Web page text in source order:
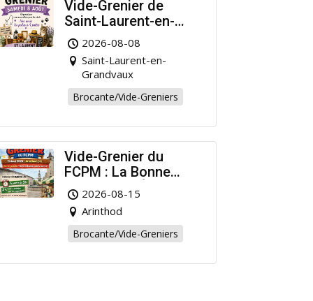
Vide-Grenier de
Saint-Laurent-en-
Grandvaux : Venez
chiner pour la bonne
cause !
2026-08-08
Saint-Laurent-en-
Grandvaux
Brocante/Vide-Greniers
Vide-Grenier du
FCPM : La Bonne
Affaire de l’Été à
Arinthod !
2026-08-15
Arinthod
Brocante/Vide-Greniers